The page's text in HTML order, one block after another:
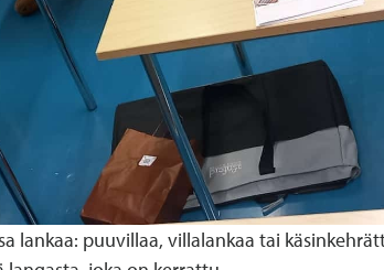
lankaa: puuvillaa, villalankaa tai